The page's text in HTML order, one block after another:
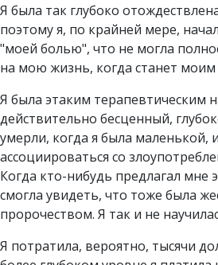
Я была так глубоко
поэтому я, по крайней мере,
"моей болью", что не могла
на мою жизнь, когда станет
Я была этаким терапевтическим
действительно бесценный,
умерли, когда я была маленькой,
ассоциироваться со
Когда кто-нибудь предлагал мне
смогла увидеть, что тоже была
пророчеством. Я так и не
Я потратила, вероятно, тысячи